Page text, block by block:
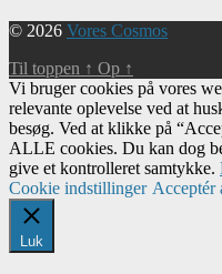
© 2026 Vores Cosmos
Til toppen ↑ Op ↑
Vi bruger cookies på vores
relevante oplevelse ved at
besøg. Ved at klikke på
ALLE cookies. Du kan dog
give et kontrolleret samtykke.
Cookie indstillinger Acceptér
Luk